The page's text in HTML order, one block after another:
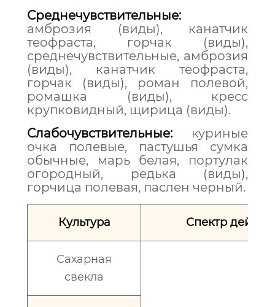
Среднечувствительные:
амброзия (виды), канатчик
теофраста, горчак (виды),
среднечувствительные, амброзия
(виды), канатчик теофраста,
горчак (виды), роман полевой,
ромашка (виды), кресс
крупковидный, щирица (виды).
Слабочувствительные: куриные
очка полевые, пастушья сумка
обычные, марь белая, портулак
огородный, редька (виды),
горчица полевая, паслен черный.
Культура Спектр
Сахарная
свекла